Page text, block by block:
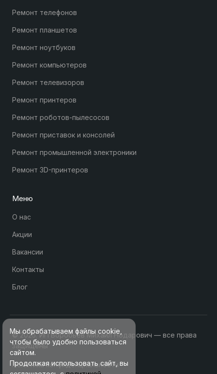
Ремонт телефонов
Ремонт планшетов
Ремонт ноутбуков
Ремонт компьютеров
Ремонт телевизоров
Ремонт принтеров
Ремонт роботов-пылесосов
Ремонт приставок и консолей
Ремонт промышленной электроники
Ремонт 3D-принтеров
Меню
О нас
Акции
Вакансии
Контакты
Блог
© 2025. ИП Воробьев Михаил Нодарович — все права
защищены
Политика конфиденциальности
Мы обрабатываем файлы cookie,
чтобы было удобно пользоваться
сайтом.
Продолжая использовать сайт, вы